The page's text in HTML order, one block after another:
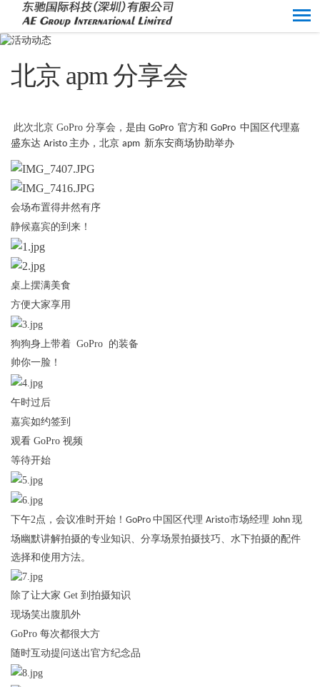
北京 apm 分享会
此次北京 GoPro 分享会， 是由 GoPro 官方和 GoPro 中国区代理嘉
盛东达 Aristo 主办， 北京 apm 新东安商场协助举办
会场布置得井然有序
静候嘉宾的到来！
桌上摆满美食
方便大家享用
狗狗身上带着 GoPro 的装备
帅你一脸！
午时过后
嘉宾如约签到
观看 GoPro 视频
等待开始
下午2点，会议准时开始！ GoPro 中国区代理 Aristo市场经理 John 现
场幽默讲解拍摄的专业知识、分享场景拍摄技巧、水下拍摄的配件
选择和使用方法。
除了让大家 Get 到拍摄知识
现场笑出腹肌外
GoPro 每次都很大方
随时互动提问送出官方纪念品